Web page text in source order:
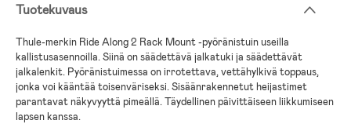
Tuotekuvaus
Thule-merkin Ride Along 2 Rack Mount -pyöränistuin useilla
kallistusasennoilla. Siinä on säädettävä jalkatuki ja säädettävät
jalkalenkit. Pyöränistuimessa on irrotettava, vettähylkivä toppaus,
jonka voi kääntää toisenväriseksi. Sisäänrakennetut heijastimet
parantavat näkyvyyttä pimeällä. Täydellinen päivittäiseen liikkumiseen
lapsen kanssa.